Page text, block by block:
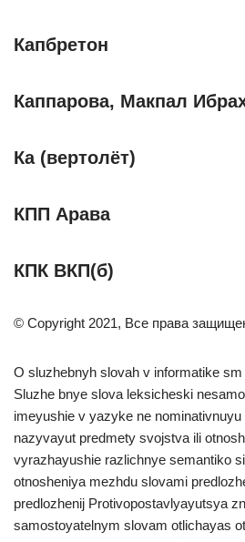
Капбретон
Каппарова, Макпал
Ка (вертолёт)
КПП Арава
КПК ВКП(б)
© Copyright 2021, Все права
O sluzhebnyh slovah v informatike
Sluzhe bnye slova leksicheski
imeyushie v yazyke ne
nazyvayut predmety svojstva ili
vyrazhayushie razlichnye semantiko
otnosheniya mezhdu slovami
predlozhenij Protivopostavlyayutsya
samostoyatelnym slovam otlichayas